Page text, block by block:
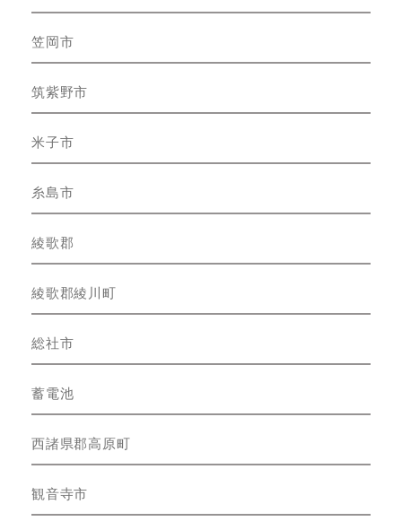
笠岡市
筑紫野市
米子市
糸島市
綾歌郡
綾歌郡綾川町
総社市
蓄電池
西諸県郡高原町
観音寺市